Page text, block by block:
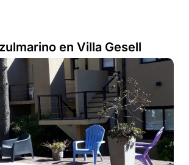
en Villa Gesell